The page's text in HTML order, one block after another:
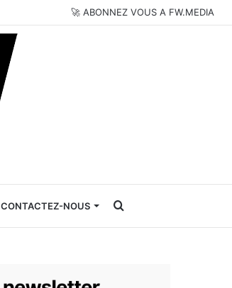
🚀 ABONNEZ VOUS A FW.MEDIA
CONTACTEZ-NOUS Rechercher